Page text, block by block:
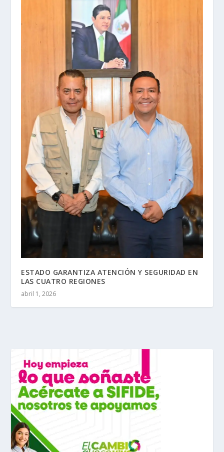
ESTADO GARANTIZA ATENCIÓN Y SEGURIDAD EN
LAS CUATRO REGIONES
abril 1, 2026